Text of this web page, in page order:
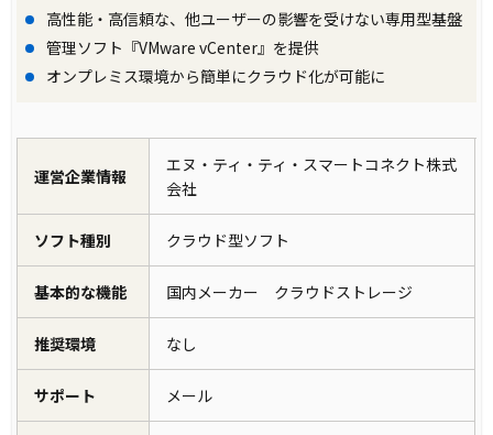
高性能・高信頼な、他ユーザーの影響を受けない専用型基盤
管理ソフト『VMware vCenter』を提供
オンプレミス環境から簡単にクラウド化が可能に
運営企業情報
エヌ・ティ・ティ・スマートコネクト株式
会社
ソフト種別 クラウド型ソフト
基本的な機能 国内メーカー クラウドストレージ
推奨環境 なし
サポート メール